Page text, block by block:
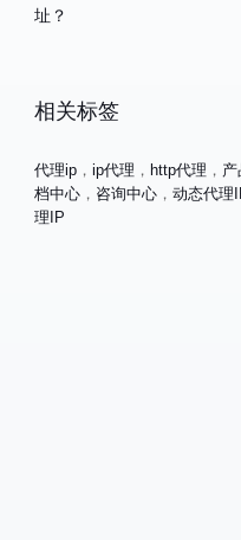
址？
相关标签
代理ip ， ip代理 ， http代理 ，
档中心 ， 咨询中心 ， 动态代理
理IP